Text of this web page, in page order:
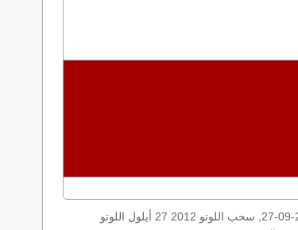
اليكم نتائج اللوتو الخميس, الخميس 2012-09-27, سحب اللوتو 2012-09-27, سحب اللوتو 2012 27 أيلول اللوتو, loto, lotto, نتيجة اللوتو, نتيجة اللوتو ١٠٢٦ نتيجة اللوتو 1026, اللوتو ١٠٢٦, لوتو